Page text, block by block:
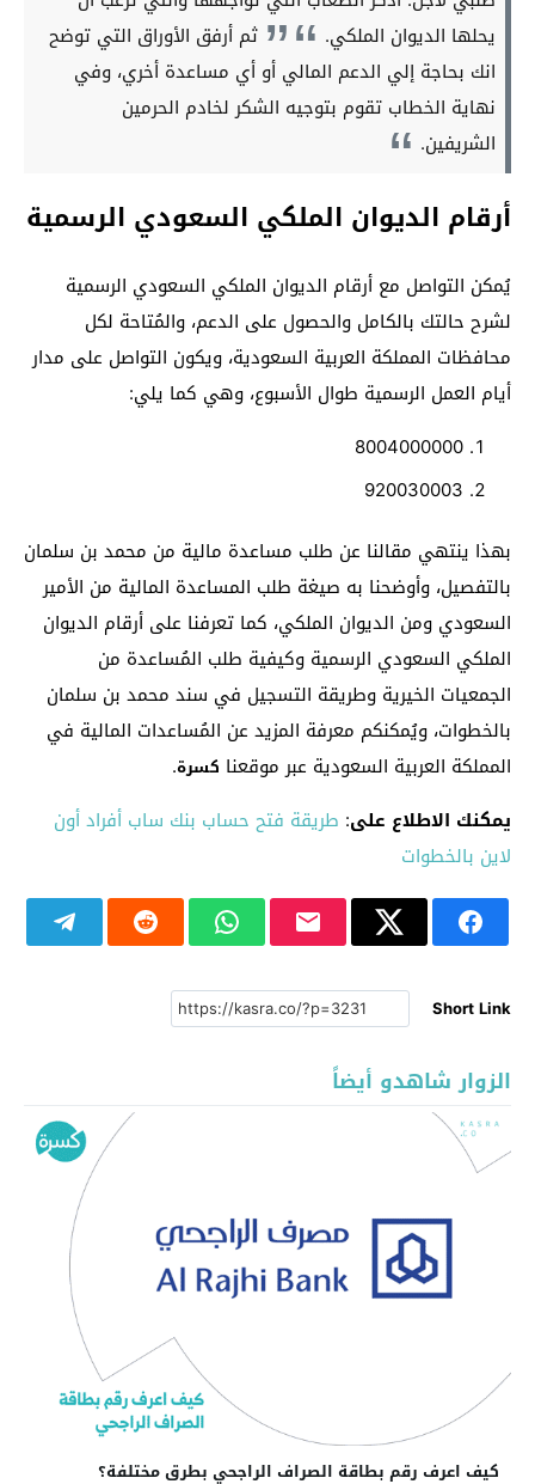
يحلها الديوان الملكي.
ثم أرفق الأوراق التي توضح
انك بحاجة إلي الدعم المالي أو أي مساعدة أخري، وفي
نهاية الخطاب تقوم بتوجيه الشكر لخادم الحرمين
الشريفين.
أرقام الديوان الملكي السعودي الرسمية
يُمكن التواصل مع أرقام الديوان الملكي السعودي الرسمية
لشرح حالتك بالكامل والحصول على الدعم، والمُتاحة لكل
محافظات المملكة العربية السعودية، ويكون التواصل على مدار
أيام العمل الرسمية طوال الأسبوع، وهي كما يلي:
8004000000
920030003
بهذا ينتهي مقالنا عن طلب مساعدة مالية من محمد بن سلمان
بالتفصيل، وأوضحنا به صيغة طلب المساعدة المالية من الأمير
السعودي ومن الديوان الملكي، كما تعرفنا على أرقام الديوان
الملكي السعودي الرسمية وكيفية طلب المُساعدة من
الجمعيات الخيرية وطريقة التسجيل في سند محمد بن سلمان
بالخطوات، ويُمكنكم معرفة المزيد عن المُساعدات المالية في
المملكة العربية السعودية عبر موقعنا كسرة.
يمكنك الاطلاع على: طريقة فتح حساب بنك ساب أفراد أون
لاين بالخطوات
Short Link
الزوار شاهدو أيضاً
كيف اعرف رقم بطاقة الصراف الراجحي بطرق مختلفة؟